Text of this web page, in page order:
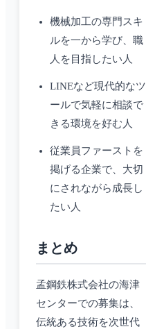
機械加工の専門スキ
ルを一から学び、職
人を目指したい人
LINEなど現代的なツ
ールで気軽に相談で
きる環境を好む人
従業員ファーストを
掲げる企業で、大切
にされながら成長し
たい人
まとめ
孟鋼鉄株式会社の海津
センターでの募集は、
伝統ある技術を次世代